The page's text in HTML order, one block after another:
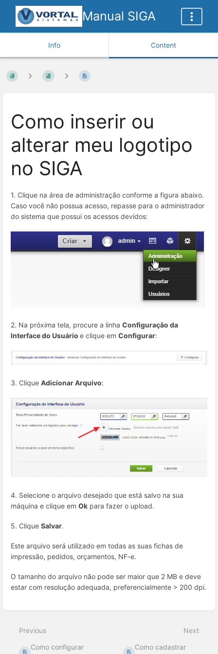
Manual SIGA
Info Content
Como inserir ou
alterar meu logotipo
no SIGA
1. Clique na área de administração conforme a figura abaixo.
Caso você não possua acesso, repasse para o administrador
do sistema que possui os acessos devidos:
2. Na próxima tela, procure a linha Configuração da
Interface do Usuário e clique em Configurar:
3. Clique Adicionar Arquivo:
4. Selecione o arquivo desejado que está salvo na sua
máquina e clique em Ok para fazer o upload.
5. Clique Salvar.
Este arquivo será utilizado em todas as suas fichas de
impressão, pedidos, orçamentos, NF-e.
O tamanho do arquivo não pode ser maior que 2 MB e deve
estar com resolução adequada, preferencialmente > 200 dpi.
mode
Previous
Como configurar
Next
Como cadastrar